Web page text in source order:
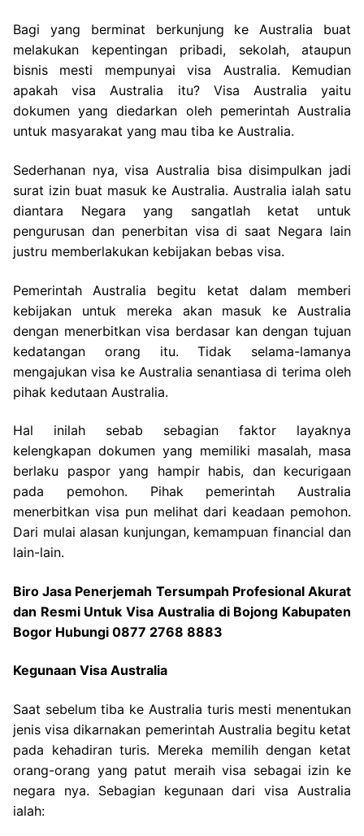
Bagi yang berminat berkunjung ke Australia buat
melakukan kepentingan pribadi, sekolah, ataupun
bisnis mesti mempunyai visa Australia. Kemudian
apakah visa Australia itu? Visa Australia yaitu
dokumen yang diedarkan oleh pemerintah Australia
untuk masyarakat yang mau tiba ke Australia.
Sederhanan nya, visa Australia bisa disimpulkan jadi
surat izin buat masuk ke Australia. Australia ialah satu
diantara Negara yang sangatlah ketat untuk
pengurusan dan penerbitan visa di saat Negara lain
justru memberlakukan kebijakan bebas visa.
Pemerintah Australia begitu ketat dalam memberi
kebijakan untuk mereka akan masuk ke Australia
dengan menerbitkan visa berdasar kan dengan tujuan
kedatangan orang itu. Tidak selama-lamanya
mengajukan visa ke Australia senantiasa di terima oleh
pihak kedutaan Australia.
Hal inilah sebab sebagian faktor layaknya
kelengkapan dokumen yang memiliki masalah, masa
berlaku paspor yang hampir habis, dan kecurigaan
pada pemohon. Pihak pemerintah Australia
menerbitkan visa pun melihat dari keadaan pemohon.
Dari mulai alasan kunjungan, kemampuan financial dan
lain-lain.
Biro Jasa Penerjemah Tersumpah Profesional Akurat
dan Resmi Untuk Visa Australia di Bojong Kabupaten
Bogor Hubungi 0877 2768 8883
Kegunaan Visa Australia
Saat sebelum tiba ke Australia turis mesti menentukan
jenis visa dikarnakan pemerintah Australia begitu ketat
pada kehadiran turis. Mereka memilih dengan ketat
orang-orang yang patut meraih visa sebagai izin ke
negara nya. Sebagian kegunaan dari visa Australia
ialah: